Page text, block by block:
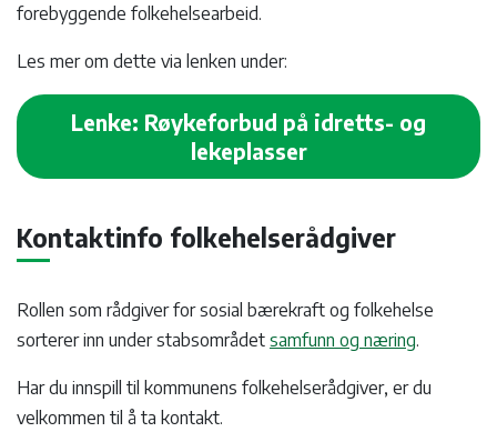
forebyggende folkehelsearbeid.
Les mer om dette via lenken under:
Lenke: Røykeforbud på idretts- og
lekeplasser
Kontaktinfo folkehelserådgiver
Rollen som rådgiver for sosial bærekraft og folkehelse
sorterer inn under stabsområdet samfunn og næring.
Har du innspill til kommunens folkehelserådgiver, er du
velkommen til å ta kontakt.